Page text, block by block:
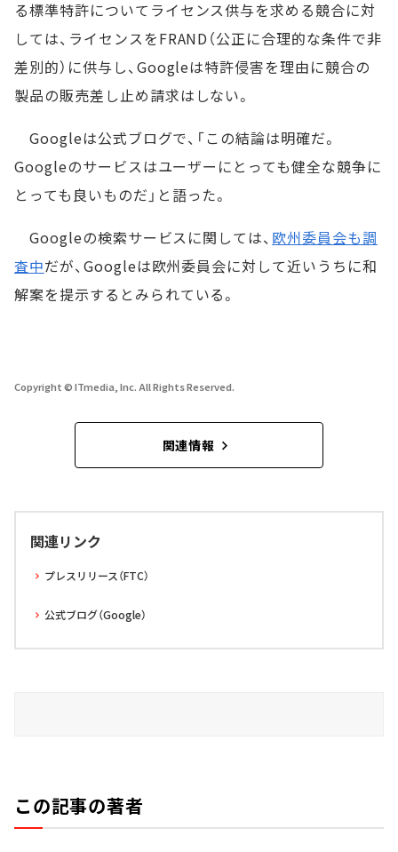
る標準特許についてライセンス供与を求める競合に対
しては、ライセンスをFRAND（公正に合理的な条件で非
差別的）に供与し、Googleは特許侵害を理由に競合の
製品の販売差し止め請求はしない。
Googleは公式ブログで、「この結論は明確だ。
Googleのサービスはユーザーにとっても健全な競争に
とっても良いものだ」と語った。
Googleの検索サービスに関しては、 欧州委員会も調
査中だが、Googleは欧州委員会に対して近いうちに和
解案を提示するとみられている。
Copyright © ITmedia, Inc. All Rights Reserved.
関連情報
関連リンク
プレスリリース（FTC）
公式ブログ（Google）
この記事の著者